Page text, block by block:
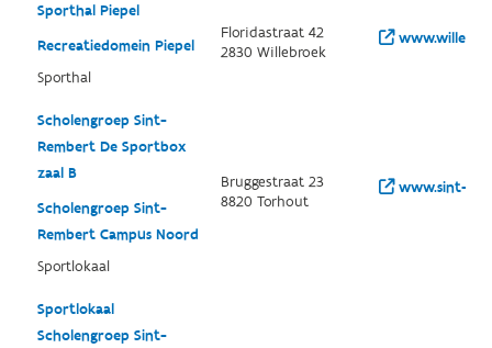
Sporthal Piepel
Recreatiedomein Piepel
Sporthal
Floridastraat 42
2830 Willebroek
Scholengroep Sint-
Rembert De Sportbox
zaal B
Scholengroep Sint-
Rembert Campus Noord
Sportlokaal
Bruggestraat 23
8820 Torhout
www.sint-
Sportlokaal
Scholengroep Sint-